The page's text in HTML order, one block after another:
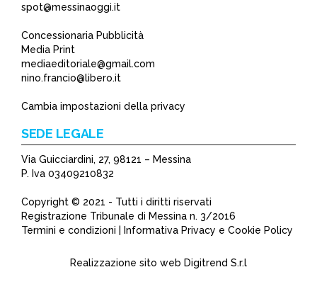
spot@messinaoggi.it
Concessionaria Pubblicità
Media Print
mediaeditoriale@gmail.com
nino.francio@libero.it
Cambia impostazioni della privacy
SEDE LEGALE
Via Guicciardini, 27, 98121 – Messina
P. Iva 03409210832
Copyright © 2021 - Tutti i diritti riservati
Registrazione Tribunale di Messina n. 3/2016
Termini e condizioni | Informativa Privacy e Cookie Policy
Realizzazione sito web Digitrend S.r.l